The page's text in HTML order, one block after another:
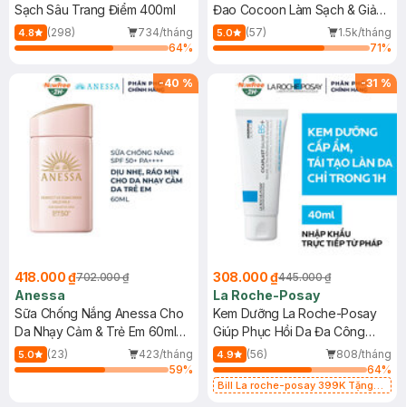
Sạch Sâu Trang Điểm 400ml
4.8 (298)
734/tháng
64%
Đao Cocoon Làm Sạch & Giảm
Dầu 500ml
5.0 (57)
1.5k/tháng
71%
-40 %
418.000 ₫702.000 ₫
Anessa
Sữa Chống Nắng Anessa Cho
Da Nhạy Cảm & Trẻ Em 60ml
(Mới)
5.0 (23)
423/tháng
59%
-31 %
308.000 ₫445.000 ₫
La Roche-Posay
Kem Dưỡng La Roche-Posay
Giúp Phục Hồi Da Đa Công
Dụng 40ml
4.9 (56)
808/tháng
64%
Bill La roche-posay 399K Tặng